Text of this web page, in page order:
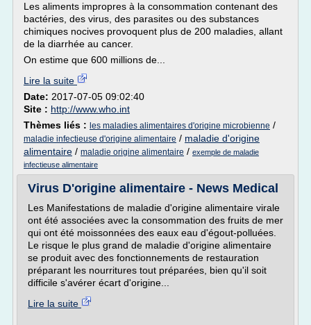
Les aliments impropres à la consommation contenant des
bactéries, des virus, des parasites ou des substances
chimiques nocives provoquent plus de 200 maladies, allant
de la diarrhée au cancer.
On estime que 600 millions de...
Lire la suite
Date: 2017-07-05 09:02:40
Site : http://www.who.int
Thèmes liés : les maladies alimentaires d'origine microbienne /
maladie infectieuse d'origine alimentaire / maladie d'origine
alimentaire / maladie origine alimentaire / exemple de maladie
infectieuse alimentaire
Virus D'origine alimentaire - News Medical
Les Manifestations de maladie d'origine alimentaire virale
ont été associées avec la consommation des fruits de mer
qui ont été moissonnées des eaux eau d'égout-polluées.
Le risque le plus grand de maladie d'origine alimentaire
se produit avec des fonctionnements de restauration
préparant les nourritures tout préparées, bien qu'il soit
difficile s'avérer écart d'origine...
Lire la suite